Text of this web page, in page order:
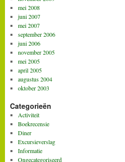
mei 2008
juni 2007
mei 2007
september 2006
juni 2006
november 2005
mei 2005
april 2005
augustus 2004
oktober 2003
Categorieën
Activiteit
Boekrecensie
Diner
Excursieverslag
Informatie
Ongecategoriseerd